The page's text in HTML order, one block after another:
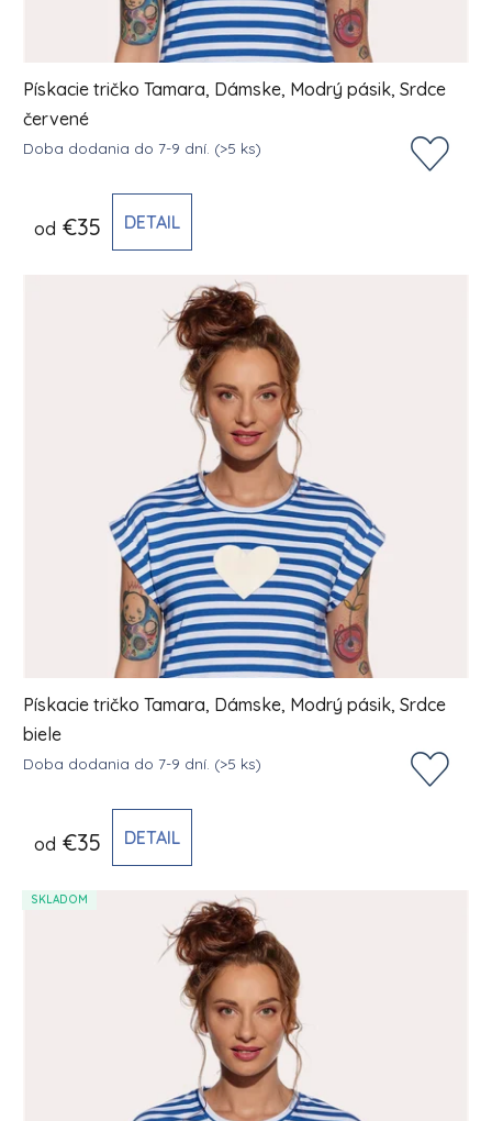
Pískacie tričko Tamara, Dámske, Modrý pásik, Srdce
červené
Doba dodania do 7-9 dní. (>5 ks)
od €35 DETAIL
Pískacie tričko Tamara, Dámske, Modrý pásik, Srdce
biele
Doba dodania do 7-9 dní. (>5 ks)
od €35 DETAIL
SKLADOM